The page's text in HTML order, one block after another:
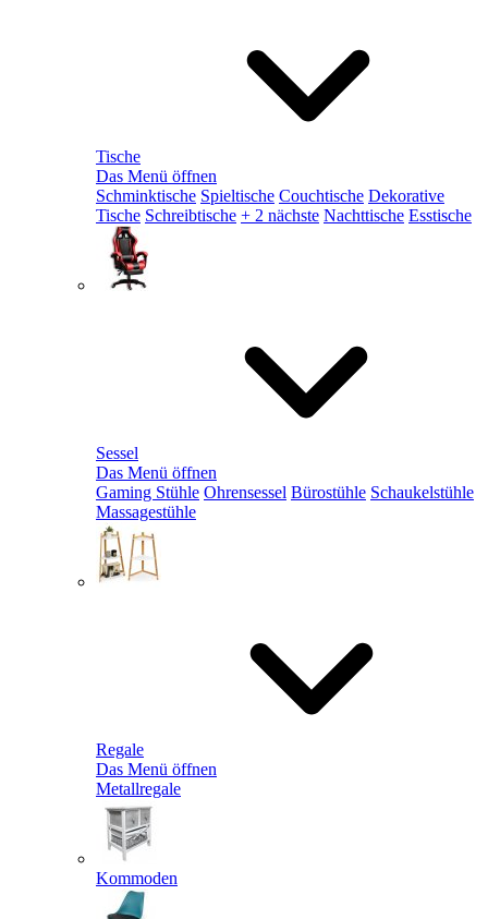
Tische
Das Menü öffnen
Schminktische Spieltische Couchtische Dekorative
Tische Schreibtische + 2 nächste Nachttische Esstische
Sessel
Das Menü öffnen
Gaming Stühle Ohrensessel Bürostühle Schaukelstühle
Massagestühle
Regale
Das Menü öffnen
Metallregale
Kommoden